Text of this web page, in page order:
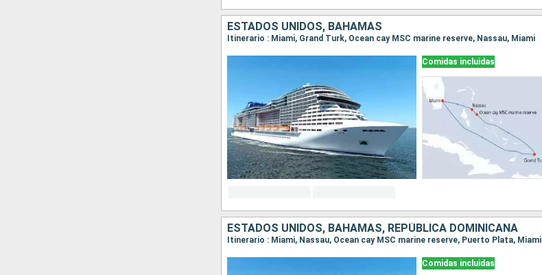
ESTADOS UNIDOS, BAHAMAS
Itinerario : Miami, Grand Turk, Ocean cay MSC marine reserve, Nassau, Miami
Comidas incluidas
ESTADOS UNIDOS, BAHAMAS, REPÚBLICA DOMINICANA
Itinerario : Miami, Nassau, Ocean cay MSC marine reserve, Puerto Plata, Miami
Comidas incluidas